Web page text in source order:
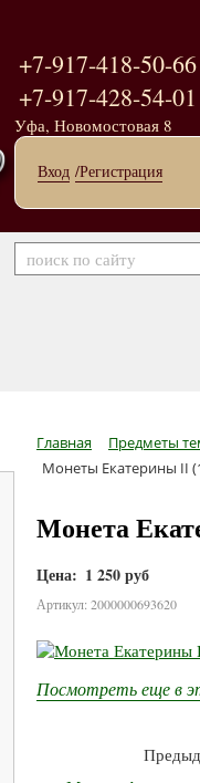
+7-917-418-50-66
+7-917-428-54-01
Уфа, Новомостовая 8
Вход /Регистрация
Главная
Предметы
Монеты Екатерины II
Монета
Цена: 1 250 руб
Артикул: 2000000693620
Посмотреть еще в